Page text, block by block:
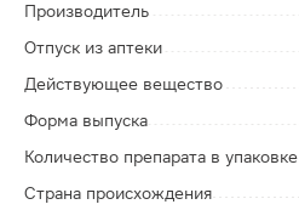
Производитель
Отпуск из аптеки
Действующее вещество
Форма выпуска
Количество препарата в упаковке
Страна происхождения